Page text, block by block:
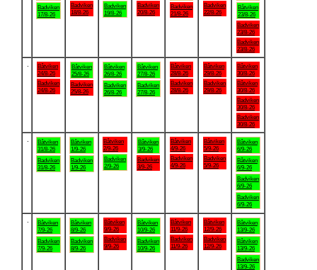
Badviken
17/8-26
Badviken
18/8-26
Badviken
19/8-26
Badviken
20/8-26
Badviken
21/8-26
Badviken
22/8-26
Båtviken
23/8-26
Badviken
23/8-26
Badviken
23/8-26
Båtviken
24/8-26
Badviken
24/8-26
Båtviken
25/8-26
Badviken
25/8-26
Båtviken
26/8-26
Badviken
26/8-26
Båtviken
27/8-26
Badviken
27/8-26
Båtviken
28/8-26
Badviken
28/8-26
Båtviken
29/8-26
Badviken
29/8-26
Båtviken
30/8-26
Båtviken
30/8-26
Badviken
30/8-26
Badviken
30/8-26
Båtviken
31/8-26
Badviken
31/8-26
Båtviken
1/9-26
Badviken
1/9-26
Båtviken
2/9-26
Badviken
2/9-26
Båtviken
3/9-26
Badviken
3/9-26
Båtviken
4/9-26
Badviken
4/9-26
Båtviken
5/9-26
Badviken
5/9-26
Båtviken
6/9-26
Båtviken
6/9-26
Badviken
6/9-26
Badviken
6/9-26
Båtviken
7/9-26
Badviken
7/9-26
Båtviken
8/9-26
Badviken
8/9-26
Båtviken
9/9-26
Badviken
9/9-26
Båtviken
10/9-26
Badviken
10/9-26
Båtviken
11/9-26
Badviken
11/9-26
Båtviken
12/9-26
Badviken
12/9-26
Båtviken
13/9-26
Båtviken
13/9-26
Badviken
13/9-26